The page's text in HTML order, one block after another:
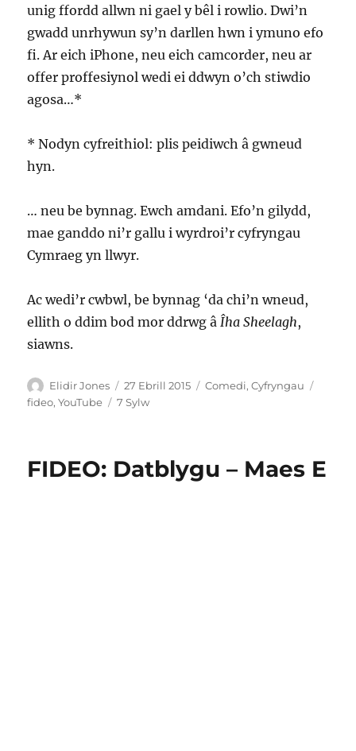
unig ffordd allwn ni gael y bêl i rowlio. Dwi’n
gwadd unrhywun sy’n darllen hwn i ymuno efo
fi. Ar eich iPhone, neu eich camcorder, neu ar
offer proffesiynol wedi ei ddwyn o’ch stiwdio
agosa…*
* Nodyn cyfreithiol: plis peidiwch â gwneud
hyn.
… neu be bynnag. Ewch amdani. Efo’n gilydd,
mae ganddo ni’r gallu i wyrdroi’r cyfryngau
Cymraeg yn llwyr.
Ac wedi’r cwbwl, be bynnag ‘da chi’n wneud,
ellith o ddim bod mor ddrwg âÎha Sheelagh,
siawns.
Awdur
Elidir Jones
Cofnodwyd
ar
27 Ebrill 2015 Categorïau
Comedi,Cyfryngau
fideo,YouTube 7 Sylwar
rhyfedd
cynhyrchu
FIDEO: Datblygu – Maes E